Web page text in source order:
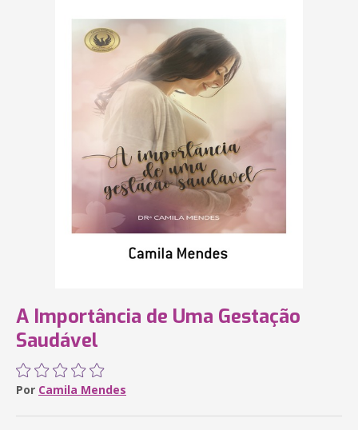
A Importância de Uma Gestação
Saudável
Por Camila Mendes